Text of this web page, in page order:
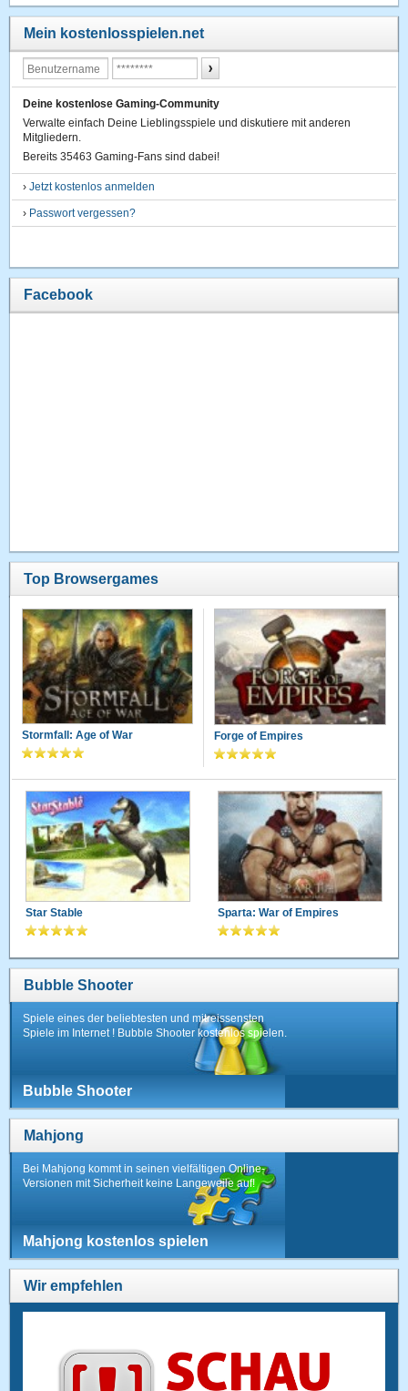
Mein kostenlosspielen.net
Deine kostenlose Gaming-Community
Verwalte einfach Deine Lieblingsspiele und diskutiere mit anderen
Mitgliedern.
Bereits 35463 Gaming-Fans sind dabei!
›Jetzt kostenlos anmelden
› Passwort vergessen?
Facebook
Top Browsergames
Stormfall: Age of War Forge of Empires
Star Stable Sparta: War of Empires
Bubble Shooter
Spiele eines der beliebtesten und mitreissensten
Spiele im Internet ! Bubble Shooter kostenlos spielen.
Bubble Shooter
Mahjong
Bei Mahjong kommt in seinen vielfältigen Online-
Versionen mit Sicherheit keine Langeweile auf!
Mahjong kostenlos spielen
Wir empfehlen